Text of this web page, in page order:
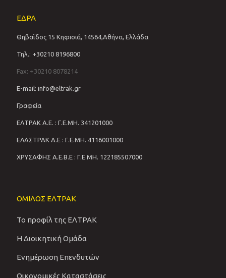
ΕΔΡΑ
Θηβαϊδος 15 Κηφισιά, 14564,Αθήνα, Ελλάδα
Τηλ.: +30210 8196800
Fax: +30210 8078214
E-mail: info@eltrak.gr
Γραφεία
ΕΛΤΡΑΚ Α.Ε. : Γ.Ε.ΜΗ. 341201000
ΕΛΑΣΤΡΑΚ Α.Ε : Γ.Ε.ΜΗ. 4116001000
ΧΡΥΣΑΦΗΣ Α.Ε.Β.Ε : Γ.Ε.ΜΗ. 122185507000
ΟΜΙΛΟΣ ΕΛΤΡΑΚ
Το προφίλ της ΕΛΤΡΑΚ
Η Διοικητική Ομάδα
Ενημέρωση Επενδυτών
Οικονομικές Καταστάσεις